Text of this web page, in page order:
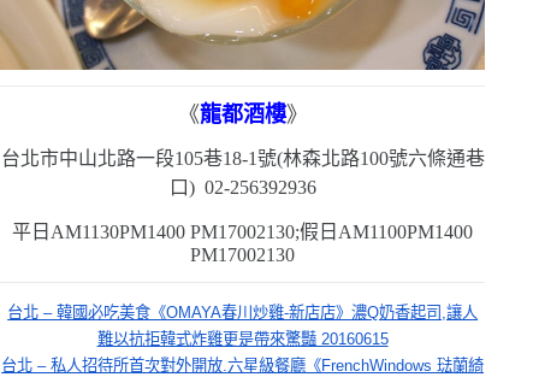
《龍都酒樓》
台北市中山北路一段105巷18-1號(林森北路100號六條通巷
口) 02-256392936
平日 AM1130PM1400 PM17002130;假日 AM1100PM1400
PM17002130
台北 – 韓國必吃美食《OMAYA春川炒雞-新店店》濃Q奶香起司,讓人
難以抗拒韓式炸雞更是帶來驚豔 20160615
台北 – 私人招待所首次對外開放.六星級餐廳《FrenchWindows 琺蘭綺